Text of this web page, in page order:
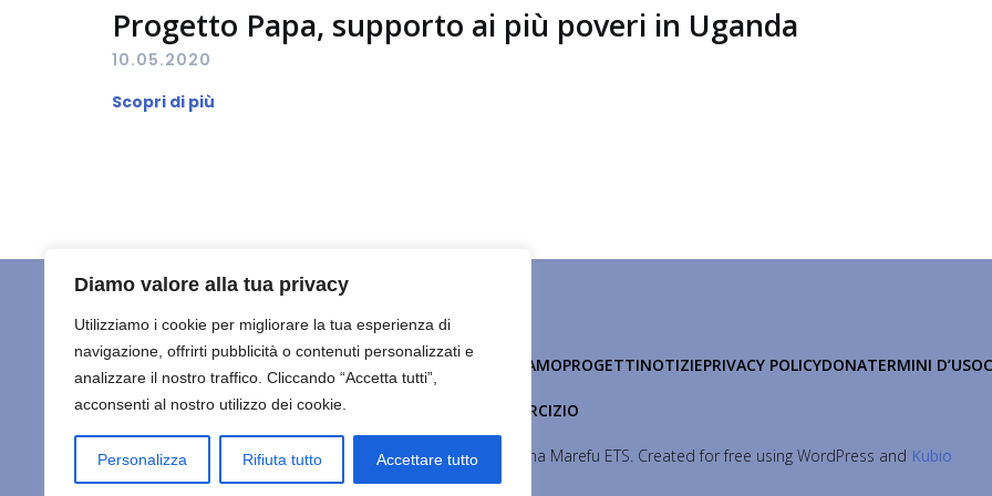
Diamo valore alla tua privacy
Utilizziamo i cookie per migliorare la tua esperienza di
navigazione, offrirti pubblicità o contenuti personalizzati e
analizzare il nostro traffico. Cliccando “Accetta tutti”,
acconsenti al nostro utilizzo dei cookie.
Personalizza Rifiuta tutto Accettare tutto
Progetto Papa, supporto ai più poveri in Uganda
10.05.2020
Scopri di più
Maisha Marefu ETS CHI SIAMOPROGETTINOTIZIEPRIVACY POLICYDONATERMINI D’USO
ULTIMO ESERCIZIO
© 2026 Maisha Marefu ETS. Created for free using WordPress and Kubio